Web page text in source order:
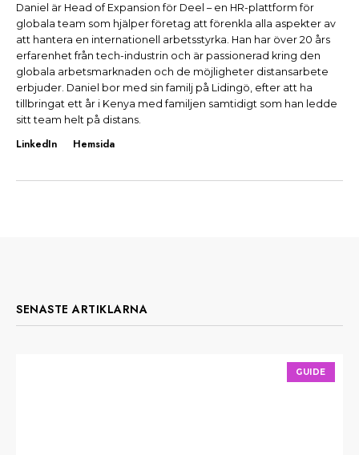
Daniel är Head of Expansion för Deel – en HR-plattform för
globala team som hjälper företag att förenkla alla aspekter av
att hantera en internationell arbetsstyrka. Han har över 20 års
erfarenhet från tech-industrin och är passionerad kring den
globala arbetsmarknaden och de möjligheter distansarbete
erbjuder. Daniel bor med sin familj på Lidingö, efter att ha
tillbringat ett år i Kenya med familjen samtidigt som han ledde
sitt team helt på distans.
LinkedIn Hemsida
SENASTE ARTIKLARNA
GUIDE